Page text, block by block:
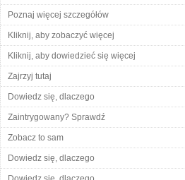
Poznaj więcej szczegółów
Kliknij, aby zobaczyć więcej
Kliknij, aby dowiedzieć się więcej
Zajrzyj tutaj
Dowiedz się, dlaczego
Zaintrygowany? Sprawdź
Zobacz to sam
Dowiedz się, dlaczego